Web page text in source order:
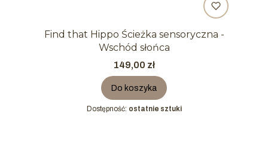
Find that Hippo Ścieżka sensoryczna -
Wschód słońca
Cena
149,00 zł
Do koszyka
Dostępność: ostatnie sztuki